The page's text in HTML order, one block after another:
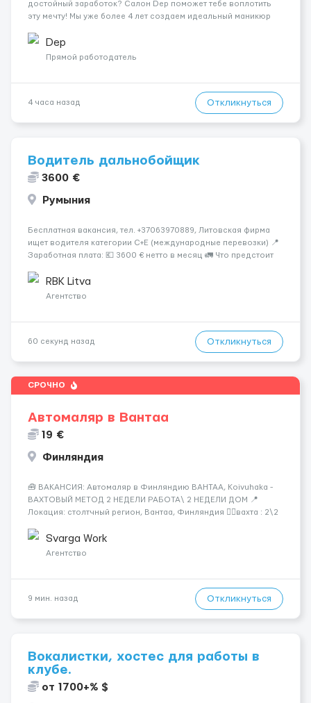
достойный заработок? Салон Dep поможет тебе воплотить
эту мечту! Мы уже более 4 лет создаем идеальный маникюр
Благодаря большой базе постоянных клиентов и плотной
записи на месяц вперед, мы ...
Dep
Прямой работодатель
4 часа назад Откликнуться
Водитель дальнобойщик
3600 €
Румыния
Бесплатная вакансия, тел. +37063970889, Литовская фирма
ищет водителя категории C+E (международные перевозки) 📍
Заработная плата: 💶 3600 € нетто в месяц 🚛 Что предстоит
рефрижераторах. В среднем 400–500 км в день. Погрузки и
разгрузки...
RBK Litva
Агентство
60 секунд назад Откликнуться
СРОЧНО
Автомаляр в Вантаа
19 €
Финляндия
🧰 ВАКАНСИЯ: Автомаляр в Финляндию ВАНТАА, Koivuhaka -
ВАХТОВЫЙ МЕТОД 2 НЕДЕЛИ РАБОТА\ 2 НЕДЕЛИ ДОМ 📍
Локация: столтчный регион, Вантаа, Финляндия 👌🏻вахта : 2\2
час брутто 🏠 Жильё: предоставляется БЕСПЛАТНО 📞
Контакт: +3725672...
Svarga Work
Агентство
9 мин. назад Откликнуться
Вокалистки, хостес для работы в
клубе.
от 1700+% $